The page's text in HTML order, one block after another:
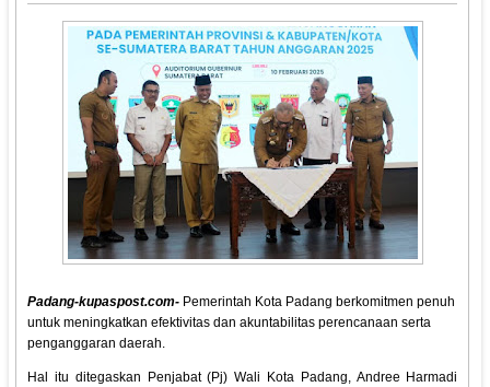
Padang-kupaspost.com- Pemerintah Kota Padang berkomitmen penuh
untuk meningkatkan efektivitas dan akuntabilitas perencanaan serta
penganggaran daerah.
Hal itu ditegaskan Penjabat (Pj) Wali Kota Padang, Andree Harmadi